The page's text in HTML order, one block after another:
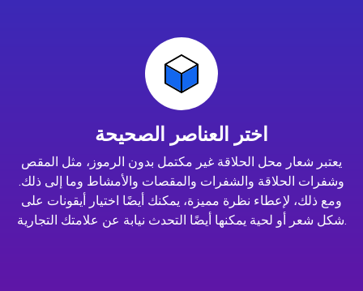
اختر العناصر الصحيحة
يعتبر شعار محل الحلاقة غير مكتمل بدون الرموز، مثل المقص
وشفرات الحلاقة والشفرات والمقصات والأمشاط وما إلى ذلك.
ومع ذلك، لإعطاء نظرة مميزة، يمكنك أيضًا اختيار أيقونات على
شكل شعر أو لحية يمكنها أيضًا التحدث نيابة عن علامتك التجارية.